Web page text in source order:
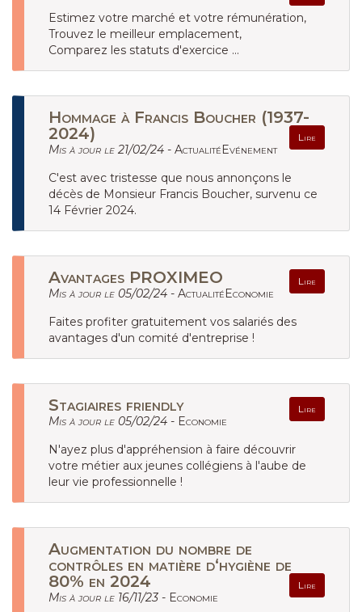
Estimez votre marché et votre rémunération,
Trouvez le meilleur emplacement,
Comparez les statuts d'exercice ...
Hommage à Francis Boucher (1937-
2024)
Lire
Mis à jour le 21/02/24 - ActualitéEvénement
C'est avec tristesse que nous annonçons le
décès de Monsieur Francis Boucher, survenu ce
14 Février 2024.
Avantages PROXIMEO Lire
Mis à jour le 05/02/24 - ActualitéEconomie
Faites profiter gratuitement vos salariés des
avantages d'un comité d'entreprise !
Stagiaires friendly Lire
Mis à jour le 05/02/24 - Economie
N'ayez plus d'appréhension à faire découvrir
votre métier aux jeunes collégiens à l'aube de
leur vie professionnelle !
Augmentation du nombre de
contrôles en matière d‘hygiène de
80% en 2024
Lire
Mis à jour le 16/11/23 - Economie